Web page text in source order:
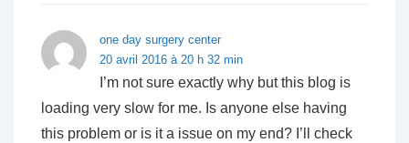
one day surgery center
20 avril 2016 à 20 h 32 min
I’m not sure exactly why but this blog is
loading very slow for me. Is anyone else having
this problem or is it a issue on my end? I’ll check